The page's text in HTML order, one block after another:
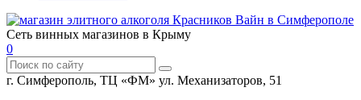
Сеть винных магазинов в Крыму
0
г. Симферополь, ТЦ «ФМ» ул. Механизаторов, 51